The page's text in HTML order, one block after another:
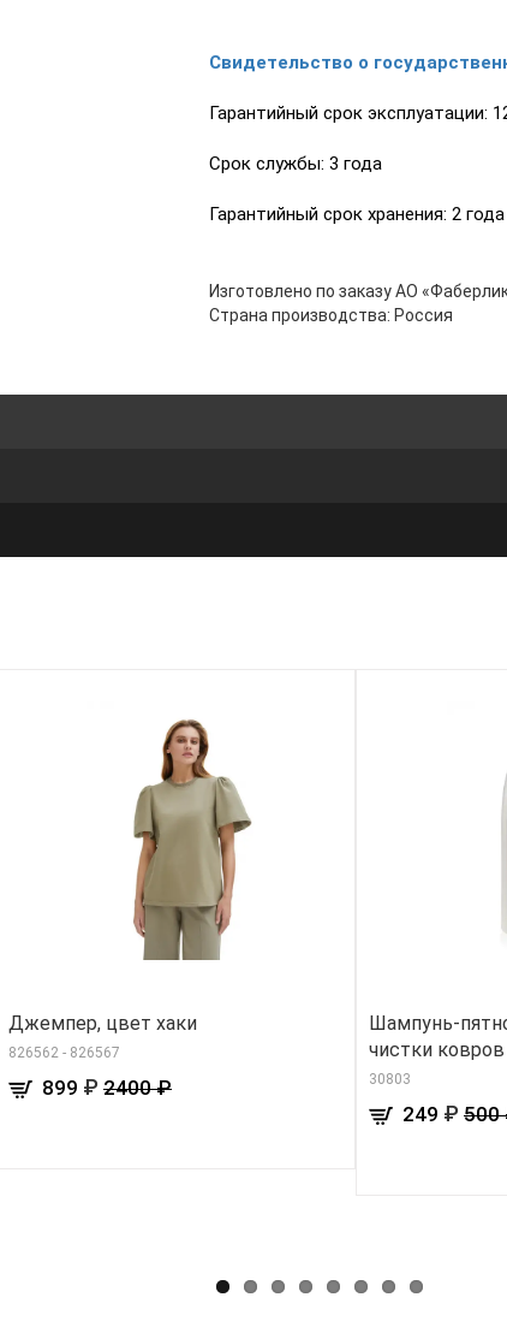
Свидетельство о
Гарантийный срок эксплуатации:
Срок службы: 3 года
Гарантийный срок хранения: 2 года
Изготовлено по заказу АО
Страна производства: Россия
Джемпер, цвет хаки
826562 - 826567
899 ₽ 2400 ₽
Шампунь-
чистки
30803
249 ₽ 500